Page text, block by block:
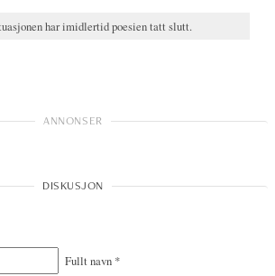
har imidlertid poesien tatt slutt.
Fullt navn *